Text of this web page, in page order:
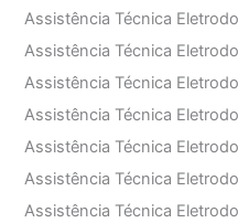
Assistência Técnica
Assistência Técnica
Assistência Técnica
Assistência Técnica
Assistência Técnica
Assistência Técnica
Assistência Técnica